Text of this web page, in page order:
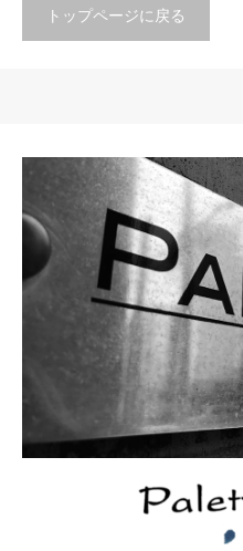
構造模型 プラウドタワー
トップページに戻る